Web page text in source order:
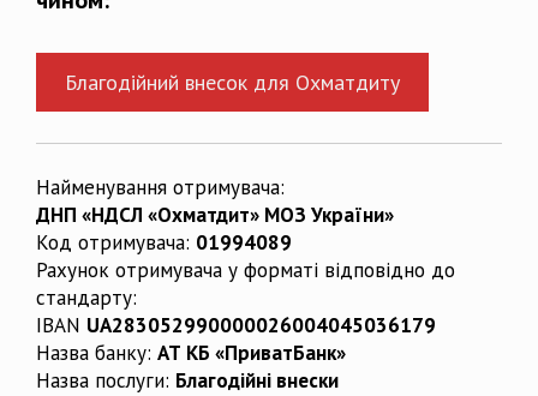
Благодійний внесок для Охматдиту
Найменування отримувача:
ДНП «НДСЛ «Охматдит» МОЗ України»
Код отримувача: 01994089
Рахунок отримувача у форматі відповідно до
стандарту:
IBAN UA283052990000026004045036179
Назва банку: АТ КБ «ПриватБанк»
Назва послуги: Благодійні внески